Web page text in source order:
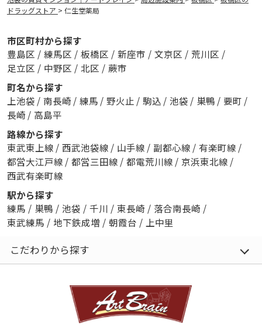
ドラッグストア > 仁生堂薬局
市区町村から探す
豊島区 / 練馬区 / 板橋区 / 新座市 / 文京区 / 荒川区 /
足立区 / 中野区 / 北区 / 蕨市
町名から探す
上池袋 / 南長崎 / 練馬 / 野火止 / 駒込 / 池袋 / 巣鴨 / 要町 /
長崎 / 高島平
路線から探す
東武東上線 / 西武池袋線 / 山手線 / 副都心線 / 有楽町線 /
都営大江戸線 / 都営三田線 / 都電荒川線 / 京浜東北線 /
西武有楽町線
駅から探す
練馬 / 巣鴨 / 池袋 / 千川 / 東長崎 / 落合南長崎 /
東武練馬 / 地下鉄成増 / 朝霞台 / 上中里
こだわりから探す